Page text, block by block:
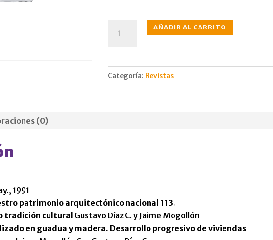
may.,
AÑADIR AL CARRITO
Categoría: Revistas
(0)
1991
patrimonio arquitectónico nacional 113.
tradición cultural Gustavo Díaz C. y Jaime Mogollón
en guadua y madera. Desarrollo progresivo de viviendas